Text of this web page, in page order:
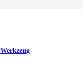
Werkzeug